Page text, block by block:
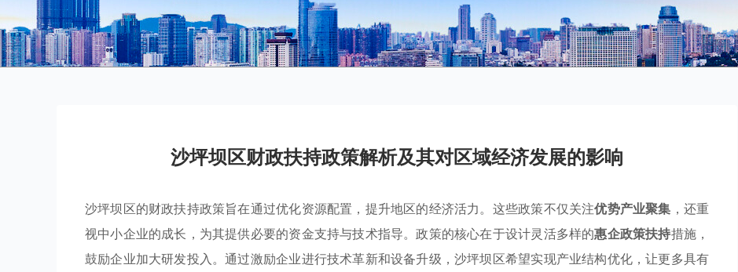
沙坪坝区财政扶持政策解析及其对区域经济发展的影响
沙坪坝区的财政扶持政策旨在通过优化资源配置，提升地区的经济活力。这些政策不仅关注优势产业聚集 ，还重
视中小企业的成长，为其提供必要的资金支持与技术指导。政策的核心在于设计灵活多样的惠企政策扶持措施，
鼓励企业加大研发投入。通过激励企业进行技术革新和设备升级，沙坪坝区希望实现产业结构优化，让更多具有